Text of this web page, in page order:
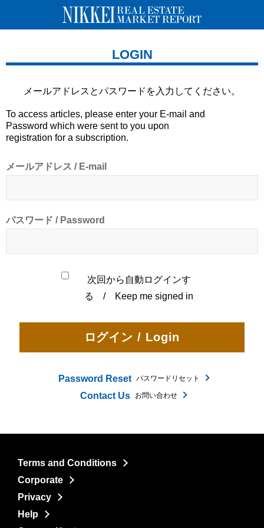
LOGIN
メールアドレスとパスワードを 入力してください。
To access articles, please enter your E-mail and
Password which were sent to you upon
registration for a subscription.
メールアドレス / E-mail
パスワード / Password
次回から自動ログインす
る / Keep me signed in
Password Reset パスワードリセット
Contact Us お問い合わせ
Terms and Conditions
Corporate
Privacy
Help